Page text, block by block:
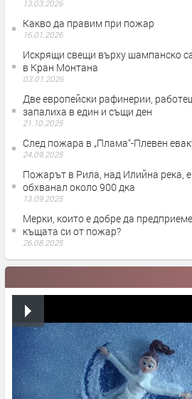
13.03.2026
Какво да правим при пожар
16.01.2026
Искрящи свещи върху шампанско
в Кран Монтана
03.01.2026
Две европейски рафинерии,
запалиха в един и същи ден
21.10.2025
След пожара в „Плама“-Плевен
24.09.2025
Пожарът в Рила, над Илийна река,
обхванал около 900 дка
13.09.2025
Мерки, които е добре да
къщата си от пожар?
26.08.2025